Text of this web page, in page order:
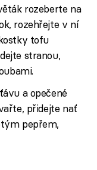
rozeberte na
rozehřejte v ní
tofu
stranou,
a opečené
přidejte nať
pepřem,